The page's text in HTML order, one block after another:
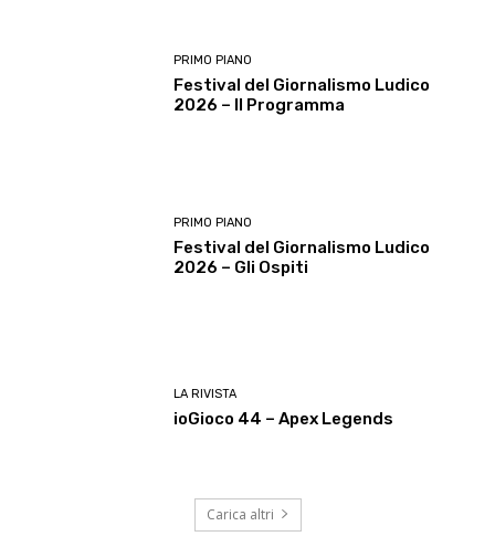
PRIMO PIANO
Festival del Giornalismo Ludico
2026 – Il Programma
PRIMO PIANO
Festival del Giornalismo Ludico
2026 – Gli Ospiti
LA RIVISTA
ioGioco 44 – Apex Legends
Carica altri